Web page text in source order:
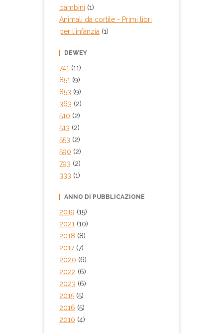
bambini (1)
Animali da cortile - Primi libri
per l'infanzia (1)
DEWEY
741 (11)
851 (9)
853 (9)
363 (2)
510 (2)
513 (2)
553 (2)
590 (2)
793 (2)
333 (1)
ANNO DI PUBBLICAZIONE
2019 (15)
2021 (10)
2018 (8)
2017(7)
2020 (6)
2022 (6)
2023 (6)
2015 (5)
2016 (5)
2010 (4)